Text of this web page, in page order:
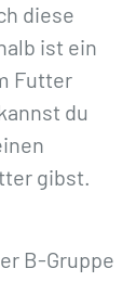
diese
ist ein
Futter
du
gibst.
B-Gruppe